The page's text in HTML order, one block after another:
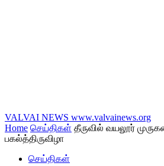
VALVAI NEWS www.valvainews.org
Home செய்திகள் தீருவில் வயலூர்
பகல்த்திருவிழா
செய்திகள்